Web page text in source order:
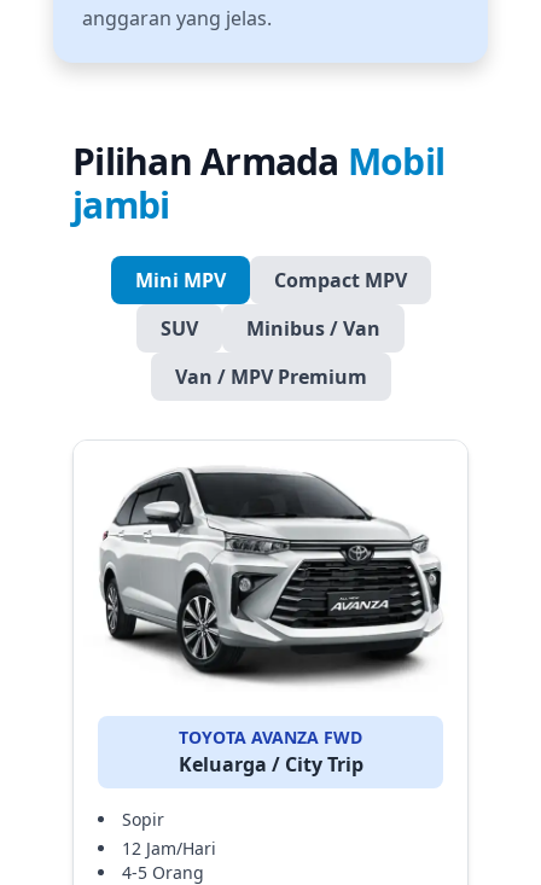
anggaran yang jelas.
Pilihan Armada Mobil
jambi
Mini MPV
Compact MPV
SUV
Minibus / Van
Van / MPV Premium
TOYOTA AVANZA FWD
Keluarga / City Trip
Sopir
12 Jam/Hari
4-5 Orang